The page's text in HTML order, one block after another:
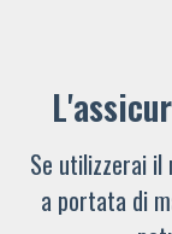
Se utilizzerai il
a portata di